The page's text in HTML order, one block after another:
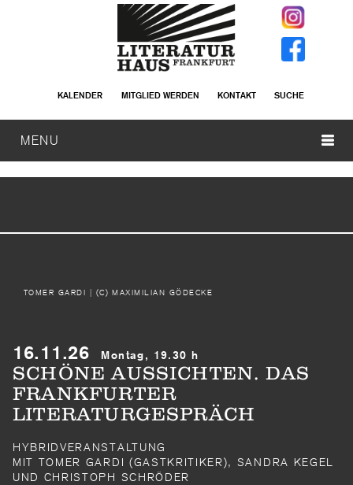
KALENDER MITGLIED WERDEN KONTAKT SUCHE
MENU
TOMER GARDI | (C) MAXIMILIAN GÖDECKE
16.11.26 Montag, 19.30 h
SCHÖNE AUSSICHTEN. DAS
FRANKFURTER
LITERATURGESPRÄCH
HYBRIDVERANSTALTUNG
MIT TOMER GARDI (GASTKRITIKER), SANDRA KEGEL
UND CHRISTOPH SCHRÖDER